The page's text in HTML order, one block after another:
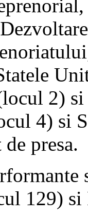
2)
4) si
presa.
129)